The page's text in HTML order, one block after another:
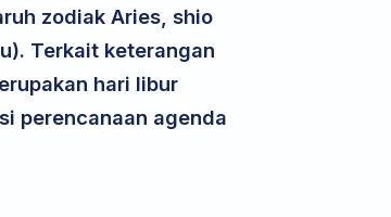
zodiak Aries, shio
Terkait keterangan
hari libur
perencanaan agenda